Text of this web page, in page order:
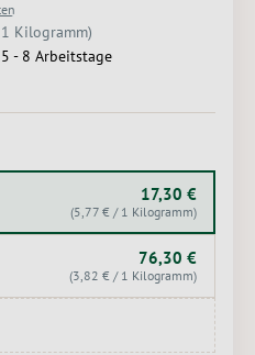
Kilogramm)
- 8 Arbeitstage
17,30 €
(5,77 € / 1 Kilogramm)
76,30 €
(3,82 € / 1 Kilogramm)